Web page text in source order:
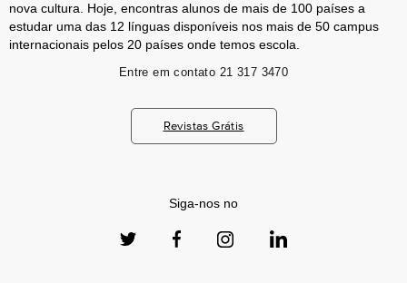
nova cultura. Hoje, encontras alunos de mais de 100 países a
estudar uma das 12 línguas disponíveis nos mais de 50 campus
internacionais pelos 20 países onde temos escola.
Entre em contato 21 317 3470
Revistas Grátis
Siga-nos no